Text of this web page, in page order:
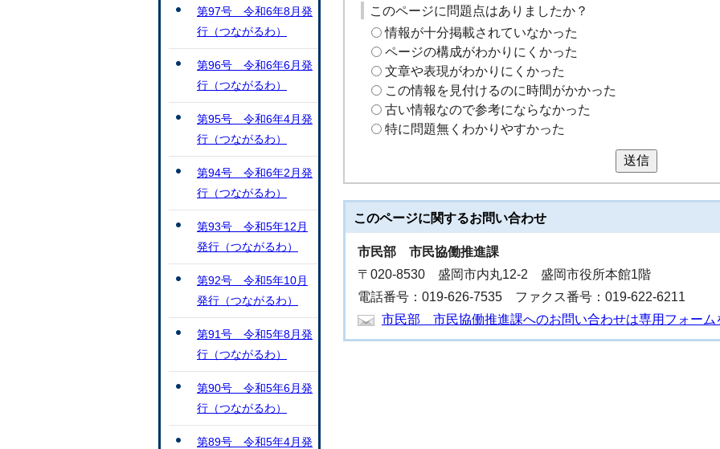
このページに問題点はありましたか？
情報が十分掲載されていなかった
ページの構成がわかりにくかった
文章や表現がわかりにくかった
この情報を見付けるのに時間がかかった
古い情報なので参考にならなかった
特に問題無くわかりやすかった
送信
このページに関するお問い合わせ
市民部 市民協働推進課
〒020-8530 盛岡市内丸12-2 盛岡市役所本館1階
電話番号：019-626-7535 ファクス番号：019-622-6211
市民部 市民協働推進課へのお問い合わせは専用フォーム
第97号 令和6年8月発
行（つながるわ）
第96号 令和6年6月発
行（つながるわ）
第95号 令和6年4月発
行（つながるわ）
第94号 令和6年2月発
行（つながるわ）
第93号 令和5年12月
発行（つながるわ）
第92号 令和5年10月
発行（つながるわ）
第91号 令和5年8月発
行（つながるわ）
第90号 令和5年6月発
行（つながるわ）
第89号 令和5年4月発